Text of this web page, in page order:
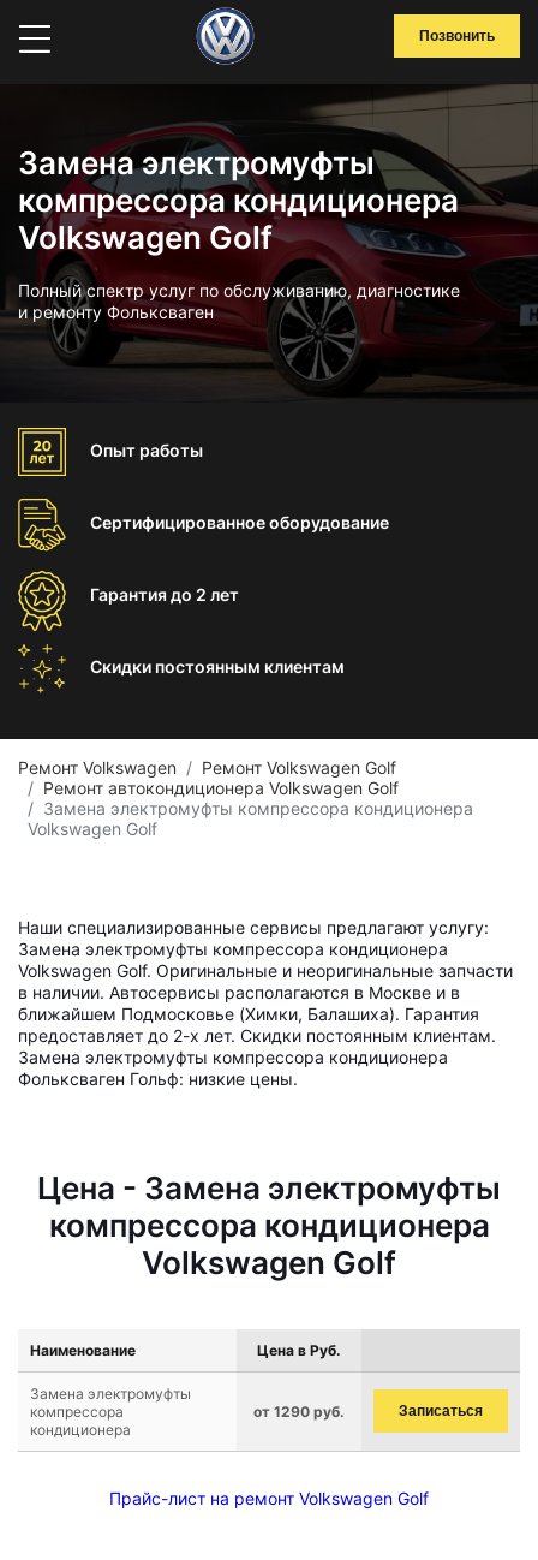
Позвонить
Замена электромуфты
компрессора кондиционера
Volkswagen Golf
Полный спектр услуг по обслуживанию, диагностике
и ремонту Фольксваген
Опыт работы
Сертифицированноеоборудование
Гарантиядо 2 лет
Скидки постоянным клиентам
Ремонт Volkswagen
Ремонт Volkswagen Golf
Ремонт автокондиционера Volkswagen Golf
Замена электромуфты компрессора кондиционера
Volkswagen Golf
Наши специализированные сервисы предлагают услугу:
Замена электромуфты компрессора кондиционера
Volkswagen Golf. Оригинальные и неоригинальные запчасти
в наличии. Автосервисы располагаются в Москве и в
ближайшем Подмосковье (Химки, Балашиха). Гарантия
предоставляет до 2-х лет. Скидки постоянным клиентам.
Замена электромуфты компрессора кондиционера
Фольксваген Гольф: низкие цены.
Цена - Замена электромуфты
компрессора кондиционера
Volkswagen Golf
Наименование Цена в Руб.
Замена электромуфты
компрессора
кондиционера
от 1290 руб. Записаться
Прайс-лист на ремонт Volkswagen Golf